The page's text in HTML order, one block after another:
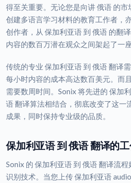
得至关重要。无论您是向讲 俄语 的
创建多语言学习材料的教育工作者，
创作者，从 保加利亚语 到 俄语 的翻
内容的数百万潜在观众之间架起了一座
传统的专业 保加利亚语 到 俄语 翻译
每小时内容的成本高达数百美元。而
需要数周时间。Sonix 将先进的 保加
语 翻译算法相结合，彻底改变了这一
成果，同时保持专业级的品质。
保加利亚语 到 俄语 翻译的
Sonix 的 保加利亚语 到 俄语 翻译流
识别技术。当您上传 保加利亚语